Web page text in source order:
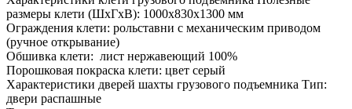
размеры клети (ШхГхВ): 1000х830х1300 мм
Ограждения клети: рольставни с механическим приводом
(ручное открывание)
Обшивка клети: лист нержавеющий 100%
Порошковая покраска клети: цвет серый
Характеристики дверей шахты грузового подъемника Тип:
двери распашные